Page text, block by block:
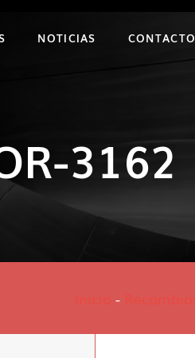
NOTICIAS CONTACTO
3162
-